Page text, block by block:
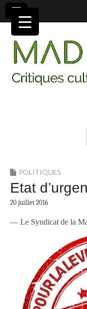
POLITIQUES
Etat
20 juillet 2016
— Le Syndicat de la